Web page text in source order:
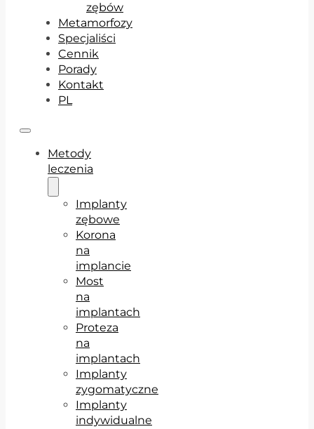
zębów
Metamorfozy
Specjaliści
Cennik
Porady
Kontakt
PL
Metody
leczenia
Implanty
zębowe
Korona
na
implancie
Most
na
implantach
Proteza
na
implantach
Implanty
zygomatyczne
Implanty
indywidualne